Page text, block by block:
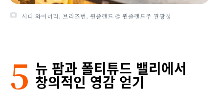
시티 와이너리, 브리즈번, 퀸즐랜드 © 퀸즐랜드주 관광청
5 뉴 팜과 폴티튜드 밸리에서
창의적인 영감 얻기